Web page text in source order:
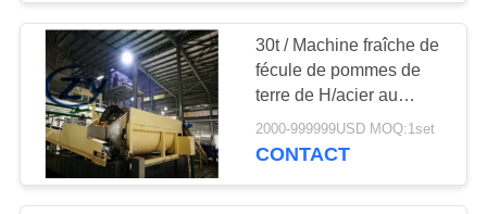
PRIVACY
POLICY
30t / Machine fraîche de
fécule de pommes de
terre de H/acier au
carbone de lavage
rotatoire de machines
2000-999999USD MOQ:1set
CONTACT